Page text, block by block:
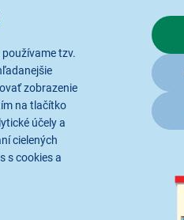
tzv.
zobrazenie
na tlačítko
účely a
cielených
s cookies a
Recenzie
dosah: 15 m, funkcia
obal: 1 ks, papierová
model: KE4913